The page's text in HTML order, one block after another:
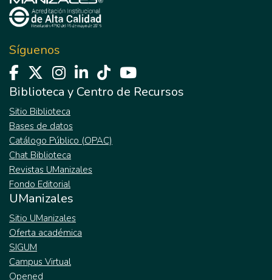
Síguenos
Biblioteca y Centro de Recursos
Sitio Biblioteca
Bases de datos
Catálogo Público (OPAC)
Chat Biblioteca
Revistas UManizales
Fondo Editorial
UManizales
Sitio UManizales
Oferta académica
SIGUM
Campus Virtual
Opened